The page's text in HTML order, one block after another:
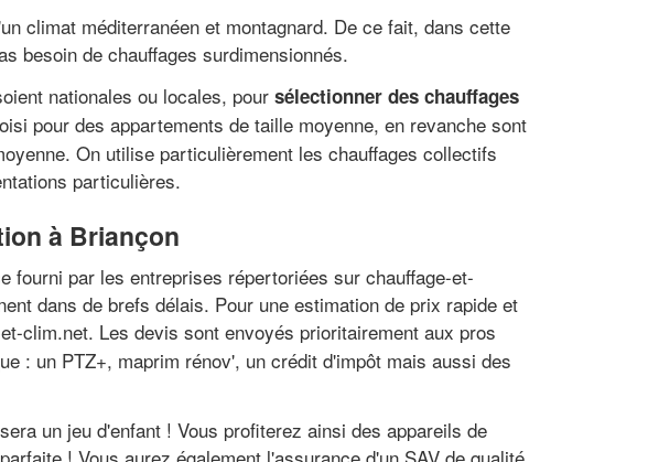
climat méditerranéen et montagnard. De ce fait, dans cette
besoin de chauffages surdimensionnés.
nationales ou locales, pour sélectionner des chauffages
pour des appartements de taille moyenne, en revanche sont
On utilise particulièrement les chauffages collectifs
particulières.
à Briançon
par les entreprises répertoriées sur chauffage-et-
dans de brefs délais. Pour une estimation de prix rapide et
clim.net. Les devis sont envoyés prioritairement aux pros
: un PTZ+, maprim rénov', un crédit d'impôt mais aussi des
un jeu d'enfant ! Vous profiterez ainsi des appareils de
! Vous aurez également l'assurance d'un SAV de qualité.